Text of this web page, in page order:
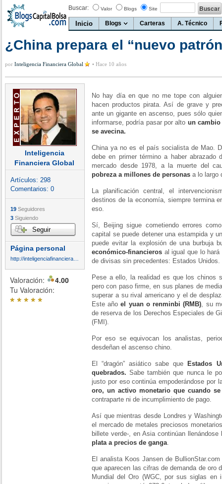
Buscar: Valor Blogs Site
Inicio Blogs Carteras A. Técnico
¿China prepara el “nuevo
por Inteligencia Financiera Global • Hace 10 años
Inteligencia
Financiera Global
Artículos: 298
Comentarios: 0
19 Seguidores
3 Siguiendo
Seguir
Página personal
Valoración:
4.00
Tu Valoración:
*****
No hay día en que no me tope con
hacen productos pirata. Así de grave y
ante un gigante en ascenso, pues sólo
informarse, podría pasar por alto un
se avecina.
China ya no es el país socialista de Mao.
debe en primer término a haber abrazado
mercado desde 1978, a la muerte del
pobreza a millones de personas a lo largo
La planificación central, el
destinos de la economía, siempre termina
eso.
Sí, Beijing sigue cometiendo errores
capital se puede detener una estampida y
puede evitar la explosión de una burbuja
económico-financieros al igual que lo
de divisas sin precedentes: Estados Unidos.
Pese a ello, la realidad es que los chinos
pero con paso firme, en sus planes de
superar a su rival americano y el de
Este añoel yuan o renminbi (RMB), su
de reserva de los Derechos Especiales de
(FMI).
Por eso se equivocan los analistas,
desdeñan el ascenso chino.
El “dragón” asiático sabe que
Estados
quebrados. Sabe también que nunca le
justo por eso continúa empoderándose por
oro, un activo monetario que cuando
contraparte ni de incumplimiento de pago.
Así que mientras desde Londres y
el mercado de metales preciosos
billete verde-, en Asia continúan
plata a precios de ganga.
El analista Koos Jansen de
que aparecen las cifras de demanda de oro
Mundial del Oro (WGC, por sus siglas en